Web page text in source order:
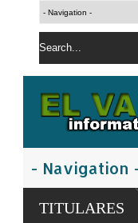
TITULARES
Y REDES ESCOLARES